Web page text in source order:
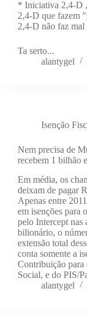
* Iniciativa 2,4-D
2,4-D que fazem
2,4-D não faz mal
Ta serto...
alantygel
Isenção
Nem precisa de
recebem 1 bilhão
Em média, os
deixam de pagar
Apenas entre
em isenções para
pelo Intercept nas
bilionário, o
extensão total
conta somente a
Contribuição para
Social, e do PIS/
alantygel